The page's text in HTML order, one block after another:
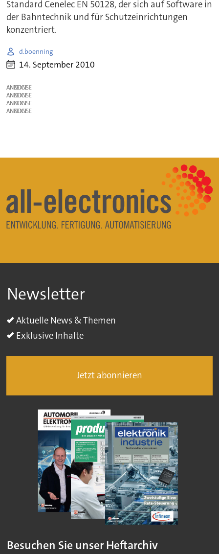
Standard Cenelec EN 50128, der sich auf Software in
der Bahntechnik und für Schutzeinrichtungen
konzentriert.
d.boenning
14. September 2010
ANZEIGE
ANZEIGE
ANZEIGE
ANZEIGE
Newsletter
Aktuelle News & Themen
Exklusive Inhalte
Jetzt abonnieren
Besuchen Sie unser Heftarchiv